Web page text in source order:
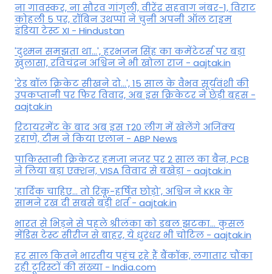
ना गावस्कर, ना सौरव गांगुली, वीरेंद्र सहवाग नंबर-1, विराट
कोहली 5 पर, रॉबिन उथप्पा ने चुनी अपनी ऑल टाइम
इंडिया टेस्ट XI - Hindustan
'दुश्मन समझता था...', हरभजन सिंह का कमेंटेटर्स पर बड़ा
खुलासा, रव‍िचंद्रन अश्विन ने भी खोला राज - aajtak.in
'रेड बॉल क्रिकेट सीखने दो...', 15 साल के वैभव सूर्यवंशी की
उपकप्तानी पर फ‍िर व‍िवाद, अब इस क्रिकेटर ने छेड़ी बहस -
aajtak.in
रिटायरमेंट के बाद अब इस T20 लीग में खेलेंगे अजिंक्य
रहाणे, टीम ने किया एलान - ABP News
पाकिस्तानी क्रिकेटर हमजा नजर पर 2 साल का बैन, PCB
ने ल‍िया बड़ा एक्शन, VISA व‍िवाद से बखेड़ा - aajtak.in
'हार्दिक चाहिए... तो रिंकू-हर्षित छोड़ो', अश्विन ने KKR के
सामने रख दी सबसे बड़ी शर्त - aajtak.in
भारत से भिड़ने से पहले श्रीलंका को डबल झटका... कुसल
मेंडिस टेस्ट सीरीज से बाहर, ये धुरंधर भी चोटिल - aajtak.in
हर साल कितने भारतीय पहुंच रहे हैं बैंकॉक, लगातार चौंका
रही टूरिस्टों की संख्या - India.com